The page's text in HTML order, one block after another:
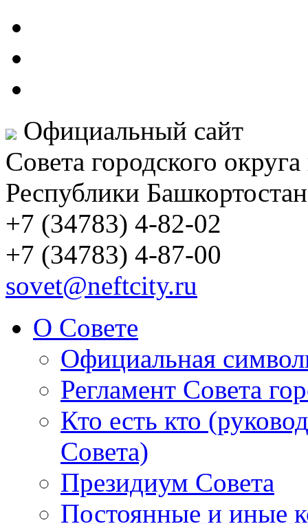
Официальный сайт
Совета городского
Республики Башкортостан
+7 (34783) 4-82-02
+7 (34783) 4-87-00
sovet@neftcity.ru
О Совете
Официальная
Регламент Совета
Кто есть кто
Совета)
Президиум Совета
Постоянные и иные